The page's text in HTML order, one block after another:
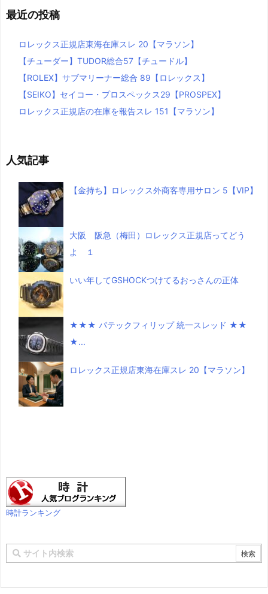
最近の投稿
ロレックス正規店東海在庫スレ 20【マラソン】
【チューダー】TUDOR総合57【チュードル】
【ROLEX】サブマリーナー総合 89【ロレックス】
【SEIKO】セイコー・プロスペックス29【PROSPEX】
ロレックス正規店の在庫を報告スレ 151【マラソン】
人気記事
【金持ち】ロレックス外商客専用サロン 5【VIP】
大阪 阪急（梅田）ロレックス正規店ってどう
よ １
いい年してGSHOCKつけてるおっさんの正体
★★★ パテックフィリップ 統一スレッド ★★
★...
ロレックス正規店東海在庫スレ 20【マラソン】
時計ランキング